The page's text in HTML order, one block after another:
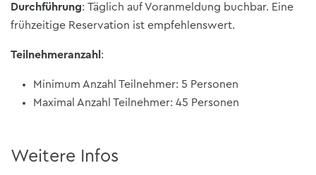
Durchführung: Täglich auf Voranmeldung buchbar. Eine
frühzeitige Reservation ist empfehlenswert.
Teilnehmeranzahl :
Minimum Anzahl Teilnehmer: 5 Personen
Maximal Anzahl Teilnehmer: 45 Personen
Weitere Infos